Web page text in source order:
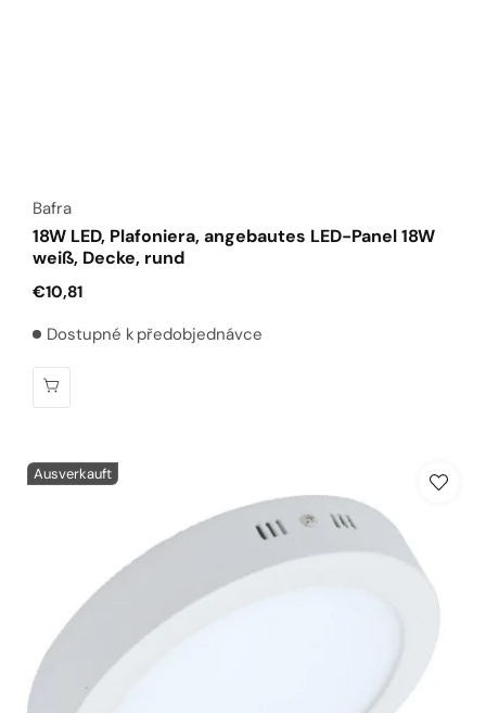
Bafra
18W LED, Plafoniera, angebautes LED-Panel 18W
weiß, Decke, rund
Normaler
€10,81
Dostupné k předobjednávce
Ausverkauft